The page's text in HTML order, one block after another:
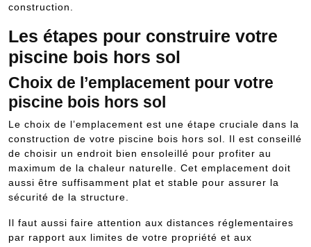
construction.
Les étapes pour construire votre
piscine bois hors sol
Choix de l’emplacement pour votre
piscine bois hors sol
Le choix de l’emplacement est une étape cruciale dans la
construction de votre piscine bois hors sol. Il est conseillé
de choisir un endroit bien ensoleillé pour profiter au
maximum de la chaleur naturelle. Cet emplacement doit
aussi être suffisamment plat et stable pour assurer la
sécurité de la structure.
Il faut aussi faire attention aux distances réglementaires
par rapport aux limites de votre propriété et aux